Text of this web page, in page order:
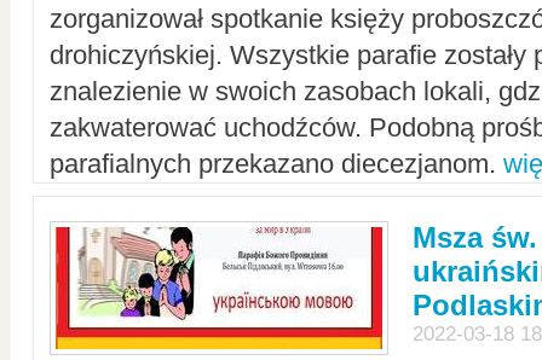
zorganizował spotkanie księży
drohiczyńskiej. Wszystkie parafie zostały
znalezienie w swoich zasobach lokali,
zakwaterować uchodźców. Podobną
parafialnych przekazano diecezjanom.
Msza
2022-03-18